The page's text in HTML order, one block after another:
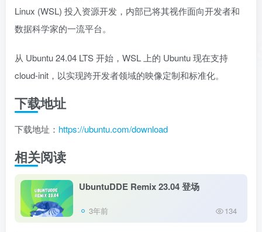
Linux (WSL) 投入资源开发，内部已将其视作面向开发者和
数据科学家的一流平台。
从 Ubuntu 24.04 LTS 开始，WSL 上的 Ubuntu 现在支持
cloud-init，以实现跨开发者领域的映像定制和标准化。
下载地址
下载地址： https://ubuntu.com/download
相关阅读
UbuntuDDE Remix 23.04 登场
3年前 134